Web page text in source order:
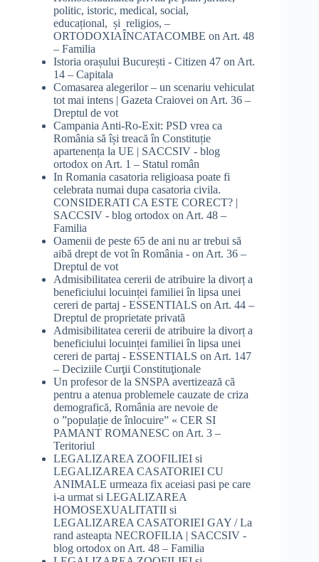
politic, istoric, medical, social,
educațional, și religios, –
ORTODOXIAÎNCATACOMBE on Art. 48
– Familia
Istoria orașului București - Citizen 47 on Art.
14 – Capitala
Comasarea alegerilor – un scenariu vehiculat
tot mai intens | Gazeta Craiovei on Art. 36 –
Dreptul de vot
Campania Anti-Ro-Exit: PSD vrea ca
România să își treacă în Constituție
apartenența la UE | SACCSIV - blog
ortodox on Art. 1 – Statul român
In Romania casatoria religioasa poate fi
celebrata numai dupa casatoria civila.
CONSIDERATI CA ESTE CORECT? |
SACCSIV - blog ortodox on Art. 48 –
Familia
Oamenii de peste 65 de ani nu ar trebui să
aibă drept de vot în România - on Art. 36 –
Dreptul de vot
Admisibilitatea cererii de atribuire la divorț a
beneficiului locuinței familiei în lipsa unei
cereri de partaj - ESSENTIALS on Art. 44 –
Dreptul de proprietate privată
Admisibilitatea cererii de atribuire la divorț a
beneficiului locuinței familiei în lipsa unei
cereri de partaj - ESSENTIALS on Art. 147
– Deciziile Curţii Constituţionale
Un profesor de la SNSPA avertizează că
pentru a atenua problemele cauzate de criza
demografică, România are nevoie de
o ”populație de înlocuire” « CER SI
PAMANT ROMANESC on Art. 3 –
Teritoriul
LEGALIZAREA ZOOFILIEI si
LEGALIZAREA CASATORIEI CU
ANIMALE urmeaza fix aceiasi pasi pe care
i-a urmat si LEGALIZAREA
HOMOSEXUALITATII si
LEGALIZAREA CASATORIEI GAY / La
rand asteapta NECROFILIA | SACCSIV -
blog ortodox on Art. 48 – Familia